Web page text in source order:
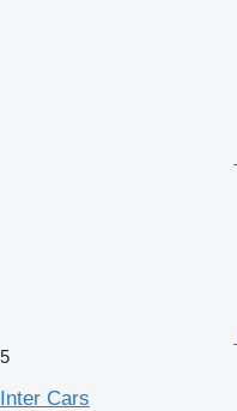
5
Inter Cars